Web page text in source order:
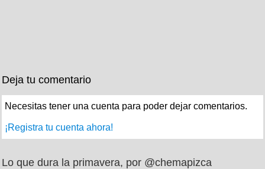
Deja tu comentario
Necesitas tener una cuenta para poder dejar comentarios.
¡Registra tu cuenta ahora!
Lo que dura la primavera, por @chemapizca